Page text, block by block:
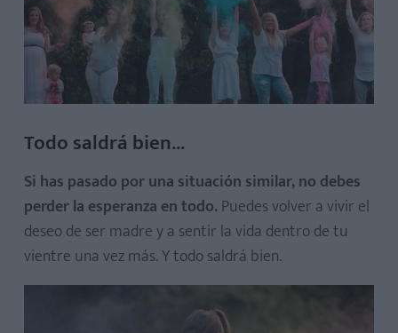
Todo saldrá bien...
Si has pasado por una situación similar, no debes
perder la esperanza en todo. Puedes volver a vivir el
deseo de ser madre y a sentir la vida dentro de tu
vientre una vez más. Y todo saldrá bien.